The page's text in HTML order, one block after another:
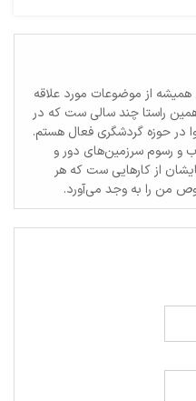
از موضوعات مورد علاقه
راستا چند سالی ست که در
در حوزه گردشگری فعال هستم.
و رسوم سرزمین‌های دور و
از کارهایی ست که هر
من را به وجد می‌آورد.